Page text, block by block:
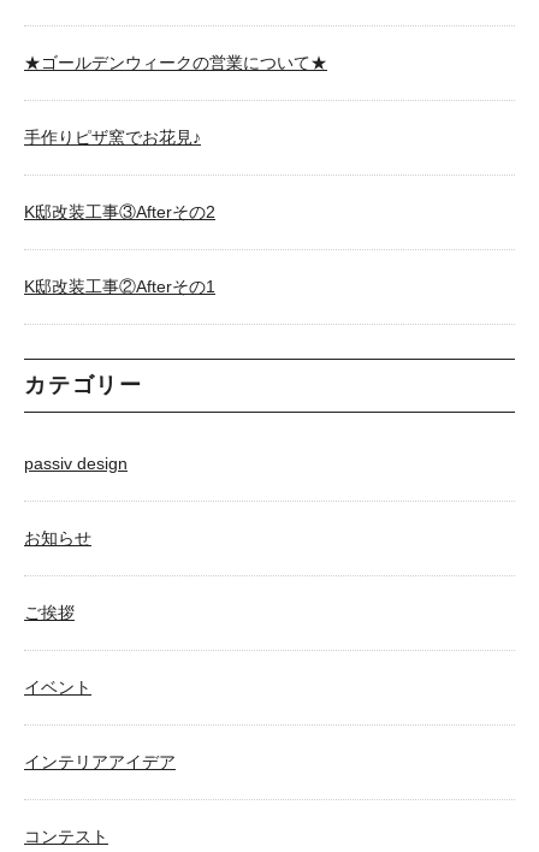
★ゴールデンウィークの営業について★
手作りピザ窯でお花見♪
K邸改装工事③Afterその2
K邸改装工事②Afterその1
カテゴリー
passiv design
お知らせ
ご挨拶
イベント
インテリアアイデア
コンテスト